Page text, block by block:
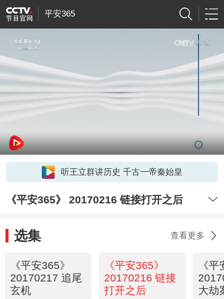
平安365
听王立群讲历史 千古一帝秦始皇
《平安365》 20170216 链接打开之后
选集 查看更多
《平安365》
20170217 追尾
玄机
《平安365》
20170216 链接
打开之后
《
大劫